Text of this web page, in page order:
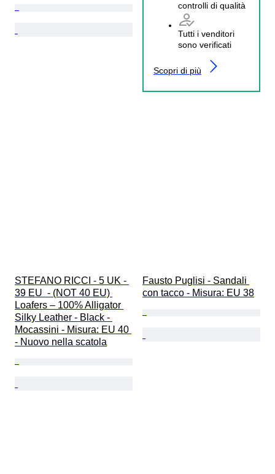
controlli di qualità
Tutti i venditori
sono verificati
Scopri di più
STEFANO RICCI - 5 UK -
39 EU  - (NOT 40 EU)
Loafers – 100% Alligator
Silky Leather - Black -
Mocassini - Misura: EU 40
- Nuovo nella scatola
Fausto Puglisi - Sandali
con tacco - Misura: EU 38